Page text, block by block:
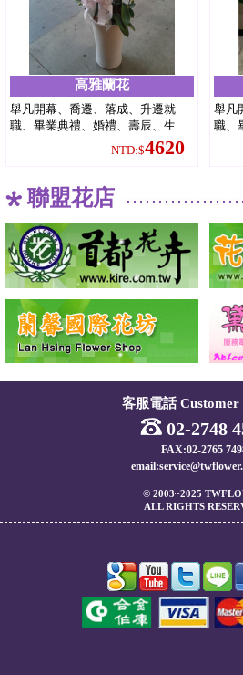
高雅蘭花
舉凡開幕、喬遷、落成、升遷就
職、畢業典禮、婚禮、壽辰、生
日、彌月、節慶、大會、致意等場
NTD:$4620
舉凡
職、
日
聯盟花店
客服電話 Customer
02-2748
FAX:02-2765
© 2003~2025
ALL RIGHTS